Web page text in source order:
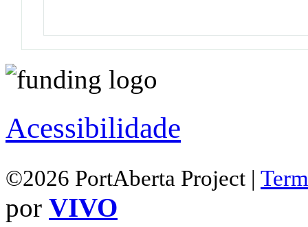
Acessibilidade
©2026 PortAberta Project |
por VIVO